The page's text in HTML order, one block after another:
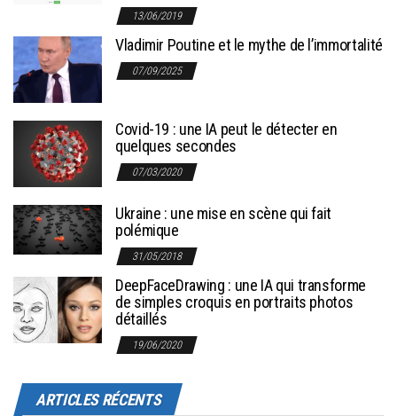
13/06/2019
Vladimir Poutine et le mythe de l’immortalité
07/09/2025
Covid-19 : une IA peut le détecter en
quelques secondes
07/03/2020
Ukraine : une mise en scène qui fait
polémique
31/05/2018
DeepFaceDrawing : une IA qui transforme
de simples croquis en portraits photos
détaillés
19/06/2020
ARTICLES RÉCENTS